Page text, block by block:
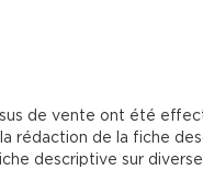
de vente ont été
rédaction de la fiche
descriptive sur